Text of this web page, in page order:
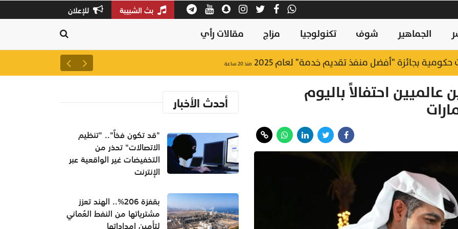
بث الشبيبة للإعلان
الجماهير شوف تكنولوجيا مزاج مقالات رأي
منذ ٢٠ ساعة لتعزيز سلاسل الإمداد..
احتفالاً باليوم أحدث الأخبار
"قد تكون فخاً".. "تنظيم
الاتصالات" تحذر من
التخفيضات غير الواقعية عبر
الإنترنت
بقفزة 206%.. الهند تعزز
مشترياتها من النفط العُماني